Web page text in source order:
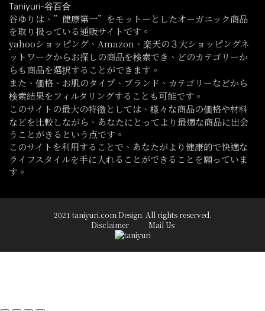
Taniyuri-谷百合
谷ゆりは、”健康第一”をモットーとしたオーガニック商品
を取り扱っている通販サイトです。
yahooショッピング、Amazon、楽天の３大ショッピングネ
ットワークからお探しの商品を検索でき、どのカテゴリーか
らも商品を選択することができます。
また、価格、お肌のタイプ、ブランド、カテゴリーなどから
検索結果をフィルタリングすることも可能です。
このサイトの最大の特徴としては、様々な商品の価格や材料
などを比較しながら、あなたにとってより最適な商品に出会
うことがきるという点です。
このサイトを利用することで、あなたがより健康的で快適な
ライフスタイルを手に入れることができることを願っていま
す。
2021 taniyuri.com Design. All rights reserved.
Disclaimer
Mail Us